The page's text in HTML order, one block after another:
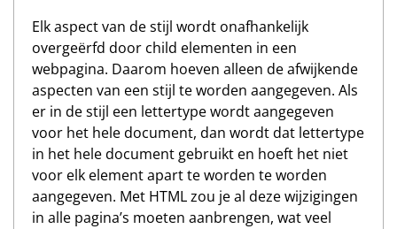
Elk aspect van de stijl wordt onafhankelijk
overgeërfd door child elementen in een
webpagina. Daarom hoeven alleen de afwijkende
aspecten van een stijl te worden aangegeven. Als
er in de stijl een lettertype wordt aangegeven
voor het hele document, dan wordt dat lettertype
in het hele document gebruikt en hoeft het niet
voor elk element apart te worden te worden
aangegeven. Met HTML zou je al deze wijzigingen
in alle pagina’s moeten aanbrengen, wat veel